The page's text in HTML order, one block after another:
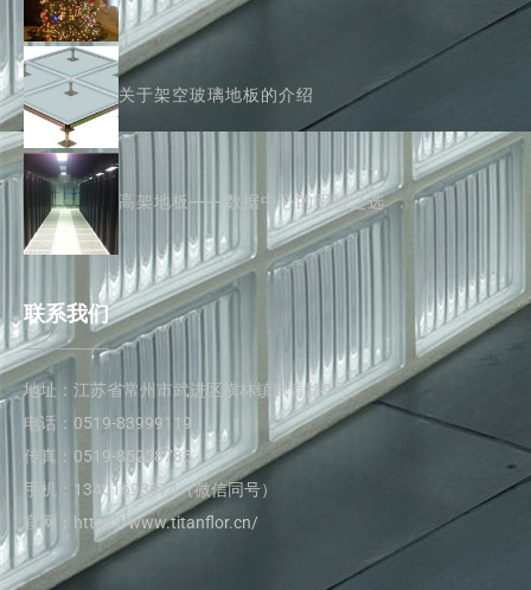
关于架空玻璃地板的介绍
高架地板——数据中心的明智之选
联系我们
地址：江苏省常州市武进区横林镇武青路9号
电话：0519-83999119
传真：0519-85258785
手机：13401693674（微信同号）
官网：https://www.titanflor.cn/